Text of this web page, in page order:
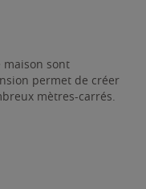
maison sont
permet de créer
mètres-carrés.